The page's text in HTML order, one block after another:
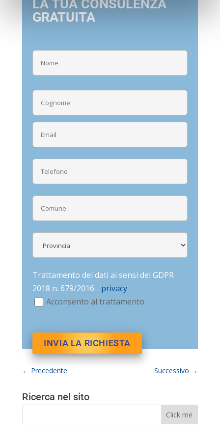
LA TUA CONSULENZA
GRATUITA
Trattamento dei dati ai sensi del GDPR
2018 n. 679/2016 - privacy
Acconsento al trattamento.
← Precedente Successivo →
Ricerca nel sito